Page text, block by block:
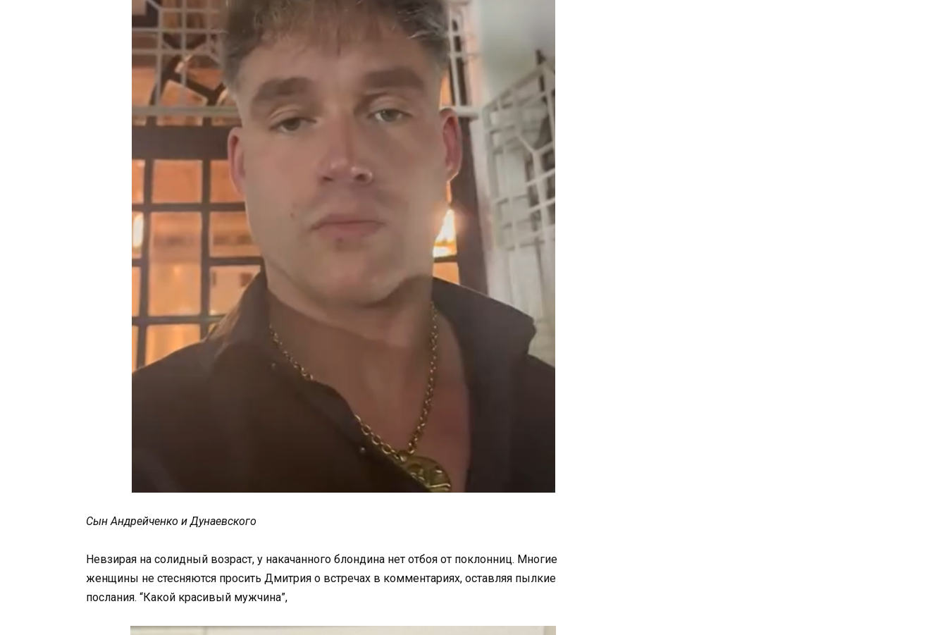
Сын Андрейченко и Дунаевского
Невзирая на солидный возраст, у накачанного блондина нет отбоя от поклонниц. Многие
женщины не стесняются просить Дмитрия о встречах в комментариях, оставляя пылкие
послания. “Какой красивый мужчина”,